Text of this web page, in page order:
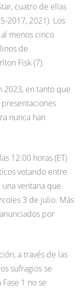
cuatro de ellas
2017, 2021). Los
menos cinco
de
Fisk (7).
2023, en tanto que
nunca han
12:00 horas (ET)
votando entre
ventana que
3 de julio. Más
por
a través de las
sufragios se
1 no se